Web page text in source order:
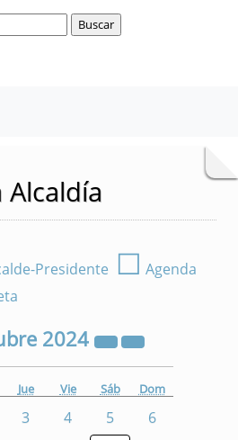
Alcaldía
Presidente ☐ Agenda
2024
Jue Vie Sáb Dom
3 4 5
6